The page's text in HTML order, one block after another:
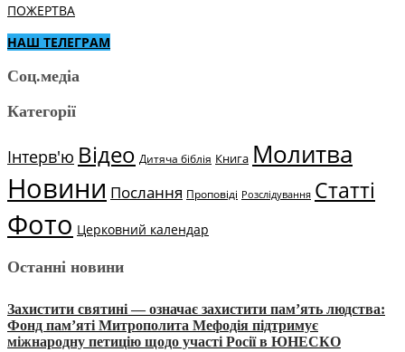
ПОЖЕРТВА
НАШ ТЕЛЕГРАМ
Соц.медіа
Категорії
Інтерв'ю Відео Дитяча біблія Книга Молитва
Новини Послання Проповіді Розслідування Статті
Фото Церковний календар
Останні новини
Захистити святині — означає захистити пам’ять людства:
Фонд пам’яті Митрополита Мефодія підтримує
міжнародну петицію щодо участі Росії в ЮНЕСКО